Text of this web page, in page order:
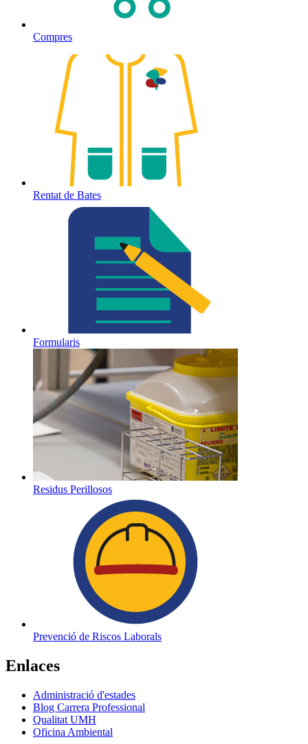
Compres
Rentat de Bates
Formularis
Residus Perillosos
Prevenció de Riscos Laborals
Enlaces
Administració d'estades
Blog Carrera Professional
Qualitat UMH
Oficina Ambiental